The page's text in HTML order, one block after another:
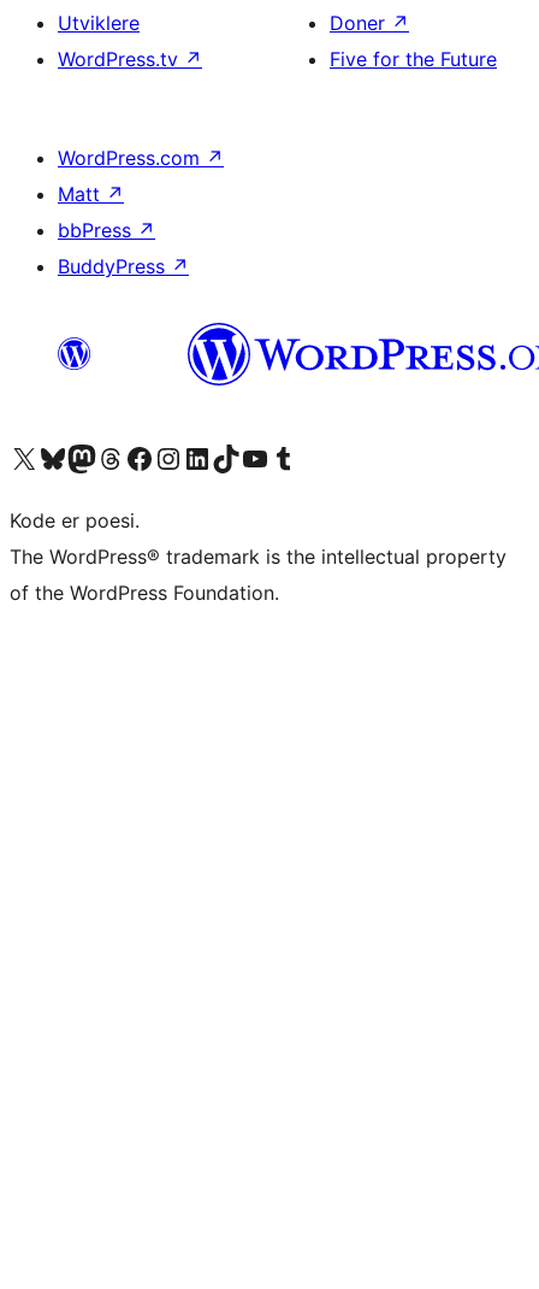
Utviklere
WordPress.tv ↗
Doner ↗
Five for the Future
WordPress.com ↗
Matt ↗
bbPress ↗
BuddyPress ↗
Besøk vår konto på X Visit our Bluesky account
Besøk vår Mastodon-konto
Visit our Threads account
Besøk vår Facebook-sideBesøk vår Instagram-konto
Besøk vår LinkedIn-konto
Visit our TikTok account
Visit our YouTube channel
Visit our Tumblr account
Kode er poesi.
The WordPress® trademark is the intellectual property
of the WordPress Foundation.